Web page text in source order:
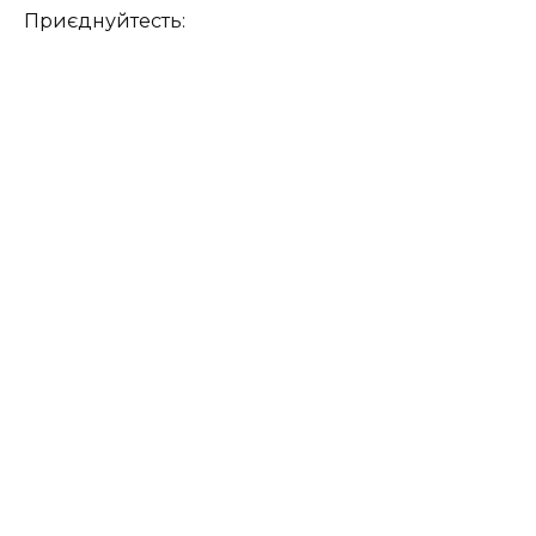
Приєднуйтесть: